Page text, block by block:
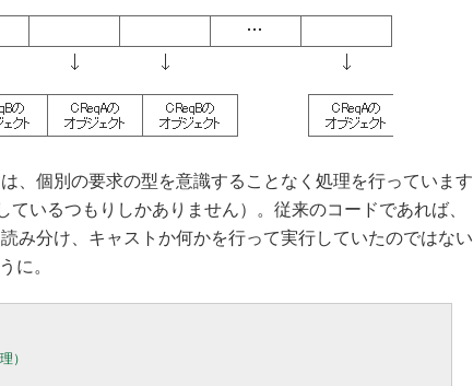
、個別の要求の型を意識することなく処理を行っています
ているつもりしかありません）。従来のコードであれば、
み分け、キャストか何かを行って実行していたのではない
に。
）